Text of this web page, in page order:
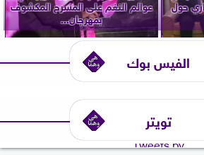
حول عوالم النغم على المسرح المكشوف
بمهرجان...
الفيس بوك
تويتر
Tweets by